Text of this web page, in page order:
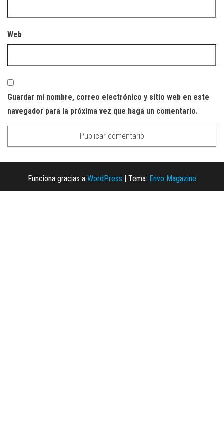
Web
Guardar mi nombre, correo electrónico y sitio web en este
navegador para la próxima vez que haga un comentario.
Funciona gracias a WordPress Tema: Envo Magazine